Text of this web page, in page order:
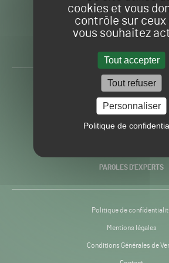
cookies et vous
contrôle sur ceux
vous souhaitez
Tout accepter
Tout refuser
Personnaliser
Politique de
Gazon
Sport
H24
-
Toute l’info autour
PRATIQUES
PAROLES D’EXPERTS
Politique de
Mentions légales
Conditions Générales de